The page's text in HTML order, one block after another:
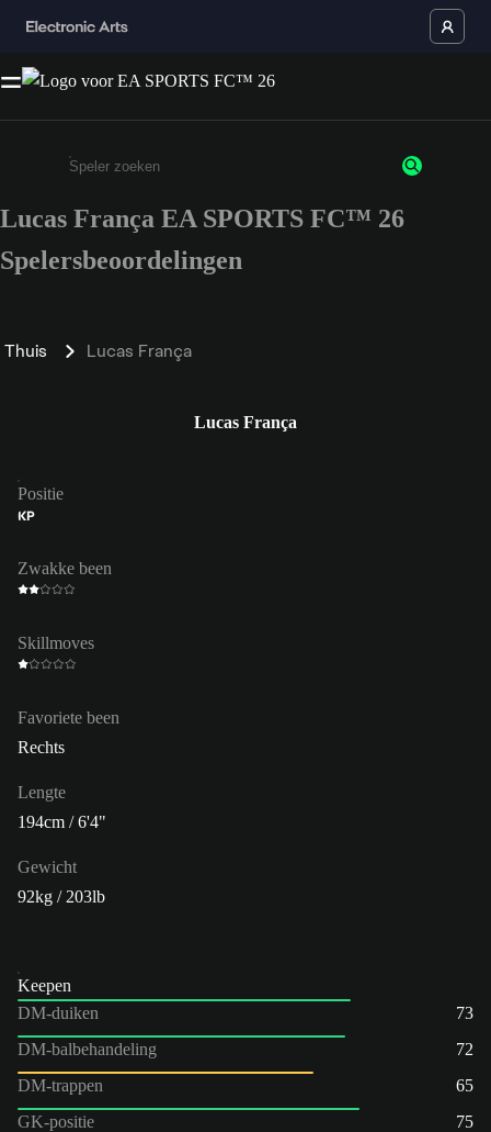
Enter a minimum of 3 characters or numbers
Lucas França EA SPORTS FC™ 26
Spelersbeoordelingen
Thuis Lucas França
Lucas França
Positie
KP
Zwakke been
Skillmoves
Favoriete been
Rechts
Lengte
194cm / 6'4"
Gewicht
92kg / 203lb
Keepen
DM-duiken
73
DM-balbehandeling
72
DM-trappen
65
GK-positie
75